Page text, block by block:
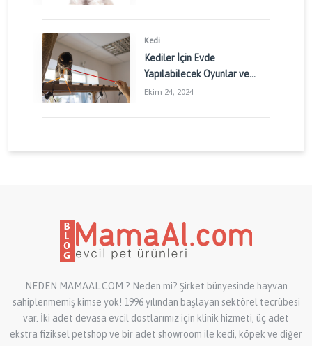
Kedi
Kediler İçin Evde
Yapılabilecek Oyunlar ve
Aktiviteler: Kedinizin
Ekim 24, 2024
NEDEN MAMAAL.COM ? Neden mi? Şirket bünyesinde hayvan
sahiplenmemiş kimse yok! 1996 yılından başlayan sektörel tecrübesi
var. İki adet devasa evcil dostlarımız için klinik hizmeti, üç adet
ekstra fiziksel petshop ve bir adet showroom ile kedi, köpek ve diğer